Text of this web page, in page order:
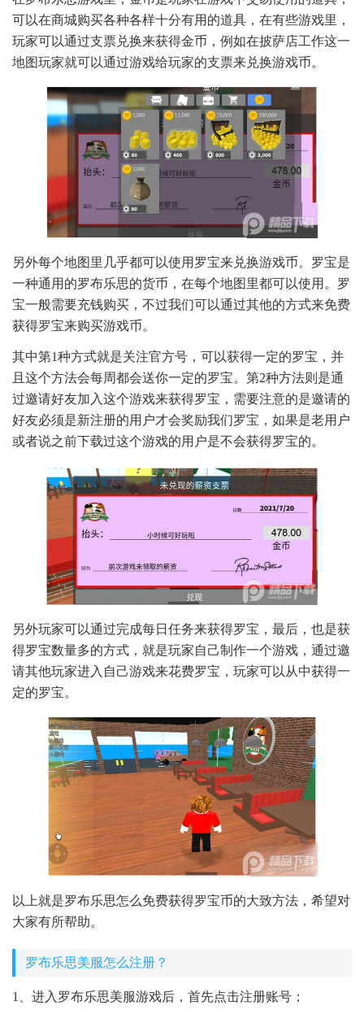
可以在商城购买各种各样十分有用的道具，在有些游戏里，
玩家可以通过支票兑换来获得金币，例如在披萨店工作这一
地图玩家就可以通过游戏给玩家的支票来兑换游戏币。
另外每个地图里几乎都可以使用罗宝来兑换游戏币。罗宝是
一种通用的罗布乐思的货币，在每个地图里都可以使用。罗
宝一般需要充钱购买，不过我们可以通过其他的方式来免费
获得罗宝来购买游戏币。
其中第1种方式就是关注官方号，可以获得一定的罗宝，并
且这个方法会每周都会送你一定的罗宝。第2种方法则是通
过邀请好友加入这个游戏来获得罗宝，需要注意的是邀请的
好友必须是新注册的用户才会奖励我们罗宝，如果是老用户
或者说之前下载过这个游戏的用户是不会获得罗宝的。
另外玩家可以通过完成每日任务来获得罗宝，最后，也是获
得罗宝数量多的方式，就是玩家自己制作一个游戏，通过邀
请其他玩家进入自己游戏来花费罗宝，玩家可以从中获得一
定的罗宝。
以上就是罗布乐思怎么免费获得罗宝币的大致方法，希望对
大家有所帮助。
罗布乐思美服怎么注册？
1、进入罗布乐思美服游戏后，首先点击注册账号；